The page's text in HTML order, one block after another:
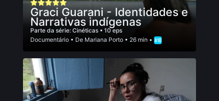
Graci Guarani - Identidades e
Narrativas indígenas
Parte da série: Cinéticas • 10 eps
Documentário • De Mariana Porto • 26 min •